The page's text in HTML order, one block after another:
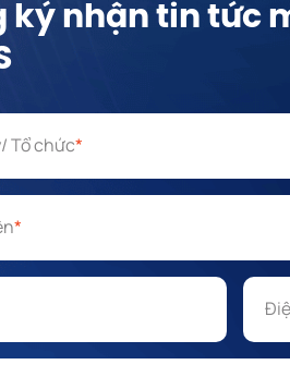
ký nhận tin tức
Tổ chức*
*